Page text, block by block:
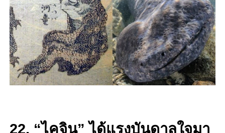
22. “ไคจิน” ได้แรงบันดาลใจมา